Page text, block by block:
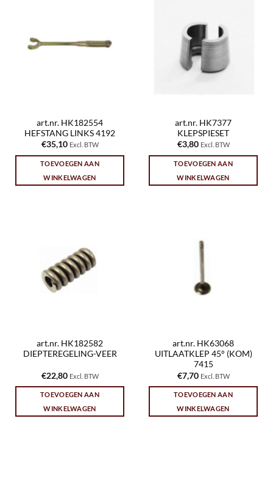
art.nr. HK182554
HEFSTANG LINKS 4192
€35,10 Excl. BTW
TOEVOEGEN AAN
WINKELWAGEN
art.nr. HK7377
KLEPSPIESET
€3,80 Excl. BTW
TOEVOEGEN AAN
WINKELWAGEN
art.nr. HK182582
DIEPTEREGELING-VEER
€22,80 Excl. BTW
TOEVOEGEN AAN
WINKELWAGEN
art.nr. HK63068
UITLAATKLEP 45° (KOM)
7415
€7,70 Excl. BTW
TOEVOEGEN AAN
WINKELWAGEN